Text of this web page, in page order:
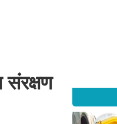
संरक्षण